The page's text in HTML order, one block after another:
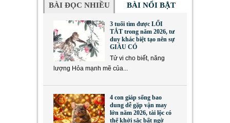
BÀI ĐỌC NHIỀU BÀI NỔI BẬT
3 tuổi tìm được LỐI
TẮT trong năm 2026, tư
duy khác biệt tạo nên sự
GIÀU CÓ
Tử vi cho biết, năng
lượng Hỏa mạnh mẽ của...
4 con giáp sống bao
dung dễ gặp vận may
lớn năm 2026, tài lộc có
thể khởi sắc bất ngờ